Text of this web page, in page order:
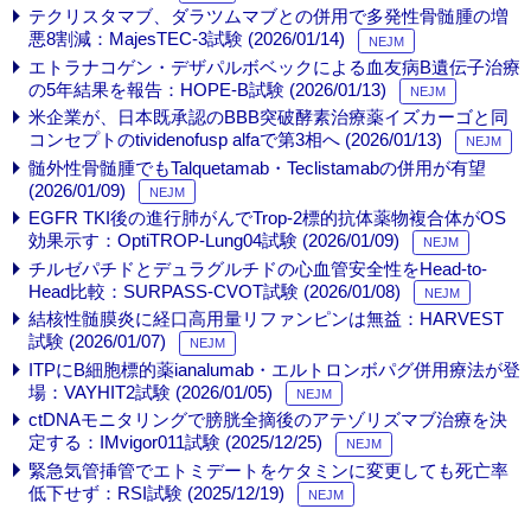
テクリスタマブ、ダラツムマブとの併用で多発性骨髄腫の増
悪8割減：MajesTEC-3試験 (2026/01/14)
NEJM
エトラナコゲン・デザパルボベックによる血友病B遺伝子治療
の5年結果を報告：HOPE-B試験 (2026/01/13)
NEJM
米企業が、日本既承認のBBB突破酵素治療薬イズカーゴと同
コンセプトのtividenofusp alfaで第3相へ (2026/01/13)
NEJM
髄外性骨髄腫でもTalquetamab・Teclistamabの併用が有望
(2026/01/09)
NEJM
EGFR TKI後の進行肺がんでTrop-2標的抗体薬物複合体がOS
効果示す：OptiTROP-Lung04試験 (2026/01/09)
NEJM
チルゼパチドとデュラグルチドの心血管安全性をHead-to-
Head比較：SURPASS-CVOT試験 (2026/01/08)
NEJM
結核性髄膜炎に経口高用量リファンピンは無益：HARVEST
試験 (2026/01/07)
NEJM
ITPにB細胞標的薬ianalumab・エルトロンボパグ併用療法が登
場：VAYHIT2試験 (2026/01/05)
NEJM
ctDNAモニタリングで膀胱全摘後のアテゾリズマブ治療を決
定する：IMvigor011試験 (2025/12/25)
NEJM
緊急気管挿管でエトミデートをケタミンに変更しても死亡率
低下せず：RSI試験 (2025/12/19)
NEJM